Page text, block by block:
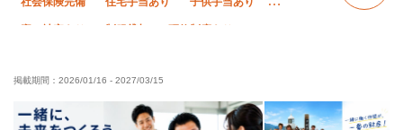
未経験OK 経験者優遇
残業月10時間以下 直帰・直行OK 土日休み
掲載期間： 2026/01/16 - 2027/03/15